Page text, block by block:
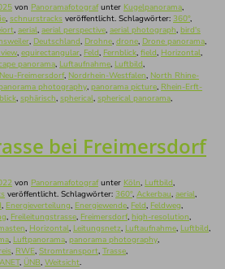
von Panoramafotografunter Kugelpanorama,
, schnurstracks veröffentlicht. Schlagwörter: 360°,
, aerial, aerial perspective, aerial photograph, bird's
, Deutschland, Drohne, drone, Drone panorama,
, equirectangular, Feld, Fernblick, field, Horizontal,
panorama, Luftaufnahme, Luftbild,
Neu-Freimersdorf, Nordrhein-Westfalen, North Rhine-
photography, panorama picture, Rhein-Erft-
, sphärisch, spherical, spherical panorama,
bei Freimersdorf
von Panoramafotografunter Köln, Luftbild,
veröffentlicht. Schlagwörter: 360°, Ackerbau, aerial,
, Energieverteilung, Energiewende, Feld, Feldweg,
, Freileitungstrasse, Freimersdorf, high-resolution,
, Horizontal, Leitungsnetz, Luftaufnahme, Luftbild,
, Luftpanorama, panorama photography,
, RWE, Stromtransport, Trasse,
, ÜNB, Weitsicht.